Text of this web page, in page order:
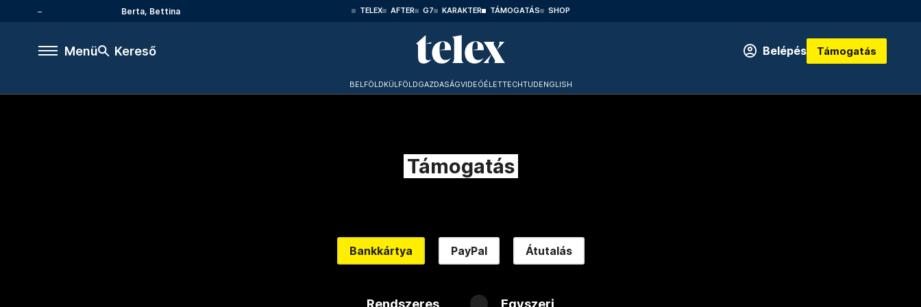
Berta, Bettina TELEX AFTER G7 KARAKTER TÁMOGATÁS SHOP
Menü Kereső Belépés Támogatás
BELFÖLDKÜLFÖLDGAZDASÁGVIDEÓÉLETTECHTUDENGLISH
Támogatás
Bankkártya PayPal Átutalás
Rendszeres Egyszeri